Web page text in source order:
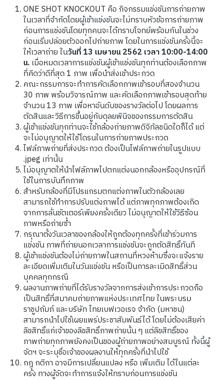
ONE SHOT KNOCKOUT คือ กิจกรรมแข่งขันการถ่ายภาพ
ในเวลาที่จำกัดโดยผู้เข้าแข่งขันจะไม่ทราบหัวข้อการถ่ายภาพ
ก่อนการแข่งขันโดยทุกคนจะได้ทราบโจทย์พร้อมกันในช่วง
ก่อนเริ่มปล่อยตัวออกไปถ่ายภาพ โดยในการแข่งขันครั้งนี้จะ
ให้เวลาถ่าย ในวันที่13 เมษายน 2562 เวลา 10:00-14:00
น. เมื่อหมดเวลาการแข่งขันผู้เข้าแข่งขันทุกท่านต้องเลือกภาพ
ที่คิดว่าดีที่สุด 1 ภาพ เพื่อนำส่งเข้าประกวด
คณะกรรมการจะทำการคัดเลือกภาพเข้ารอบที่สองจำนวน
30 ภาพ พร้อมวิจารณ์ภาพ และคัดเลือกภาพเข้ารอบสุดท้าย
จำนวน 13 ภาพ เพื่อหาอันดับของรางวัลต่อไป โดยผลการ
ตัดสินและวิธีการขึ้นอยู่กับดุลยพินิจของกรรมการตัดสิน
ผู้เข้าแข่งขันทุกท่านจะใช้กล้องถ่ายภาพดิจิทัลชนิดใดก็ได้ แต่
จะไม่อนุญาตให้ใช้โดรนในการถ่ายภาพประกวด
ไฟล์ภาพถ่ายที่ส่งประกวด ต้องเป็นไฟล์ภาพถ่ายในรูปแบบ
.jpeg เท่านั้น
ไม่อนุญาตให้นำไฟล์ภาพไปตกแต่งนอกกล้องหรืออุปกรณ์ที่
ใช้ในการบันทึกภาพ
สำหรับกล้องที่มีโปรแกรมตกแต่งภาพในตัวกล้องเลย
สามารถใช้ทำการปรับแต่งภาพได้ แต่ภาพทุกภาพต้องเกิด
จากการลั่นชัตเตอร์เพียงครั้งเดียว ไม่อนุญาตให้ใช้วิธีซ้อน
ภาพหรือถ่ายซ้ำ
กรุณาตั้งวันเวลาของกล้องให้ถูกต้องทุกครั้งที่เข้าร่วมการ
แข่งขัน ภาพที่ถ่ายนอกเวลาการแข่งขันจะถูกตัดสิทธิ์ทันที
ผู้เข้าแข่งขันต้องไม่ถ่ายภาพในสถานที่หวงห้ามซึ่งจะแจ้งราย
ละเอียดเพิ่มเติมในวันแข่งขัน หรือเป็นการละเมิดสิทธิ์ส่วน
บุคคลทุกกรณี
ผลงานภาพถ่ายที่ได้รับรางวัลจากการส่งเข้าการประกวดถือ
เป็นสิทธิ์ที่สมาคมถ่ายภาพแห่งประเทศไทย ในพระบรม
ราชูปถัมภ์ และบริษัท ไทยเบฟเวอเรจ จำกัด (มหาชน)
สามารถนำไปใช้เผยแพร่ประชาสัมพันธ์ได้ โดยไม่ต้องเสียค่า
ลิขสิทธิ์แก่เจ้าของลิขสิทธิ์ภาพถ่ายนั้น ๆ แต่ลิขสิทธิ์ของ
ภาพถ่ายทุกภาพยังคงเป็นของผู้ถ่ายภาพอย่างสมบูรณ์ ทั้งนี้ผู้
จัดฯ จะระบุชื่อเจ้าของผลงานให้ทุกครั้งที่นำไปใช้
กฎ กติกา อาจมีการเปลี่ยนแปลง หรือ เพิ่มเติม ได้ในแต่ละ
ครั้ง ทางผู้จัดจะทำการแจ้งให้ทราบก่อนการแข่งขัน